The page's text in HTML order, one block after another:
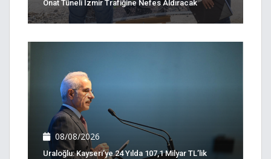
Onat Tüneli İzmir Trafiğine Nefes Aldıracak
08/08/2026
Uraloğlu: Kayseri’ye 24 Yılda 107,1 Milyar TL’lik